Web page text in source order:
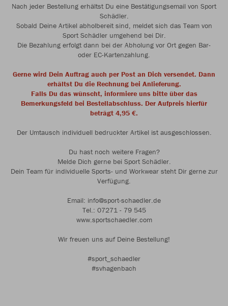
Nach jeder Bestellung erhältst Du eine Bestätigungsemail von Sport
Schädler.
Sobald Deine Artikel abholbereit sind, meldet sich das Team von
Sport Schädler umgehend bei Dir.
Die Bezahlung erfolgt dann bei der Abholung vor Ort gegen Bar-
oder EC-Kartenzahlung.
Gerne wird Dein Auftrag auch per Post an Dich versendet. Dann
erhältst Du die Rechnung bei Anlieferung.
Falls Du das wünscht, informiere uns bitte über das
Bemerkungsfeld bei Bestellabschluss. Der Aufpreis hierfür
beträgt 4,95 €.
Der Umtausch individuell bedruckter Artikel ist ausgeschlossen.
Du hast noch weitere Fragen?
Melde Dich gerne bei Sport Schädler.
Dein Team für individuelle Sports- und Workwear steht Dir gerne zur
Verfügung.
Email: info@sport-schaedler.de
Tel.: 07271 - 79 545
www.sportschaedler.com
Wir freuen uns auf Deine Bestellung!
#sport_schaedler
#svhagenbach